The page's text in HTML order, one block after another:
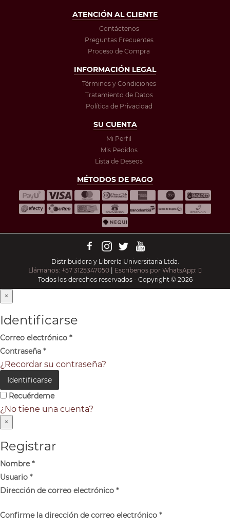
ATENCIÓN AL CLIENTE
Contáctenos
Preguntas Frecuentes
Proceso de Compra
INFORMACIÓN LEGAL
Términos y Condiciones
Tratamiento de Datos
Política de Privacidad
SU CUENTA
Mi Perfil
Mis Pedidos
Lista de Deseos
MÉTODOS DE PAGO
Distribuidora y Librería Universitaria Ltda.
Llámanos: +57 3125347050 | Escríbenos por WhatsApp:
Todos los derechos reservados - Copyright © 2026
×
Identificarse
Correo electrónico *
Contraseña *
¿Recordar su contraseña?
Identificarse
Recuérdeme
¿No tiene una cuenta?
×
Registrar
Nombre*
Usuario *
Dirección de correo electrónico *
Confirme la dirección de correo electrónico *